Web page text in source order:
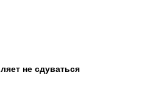
не сдуваться